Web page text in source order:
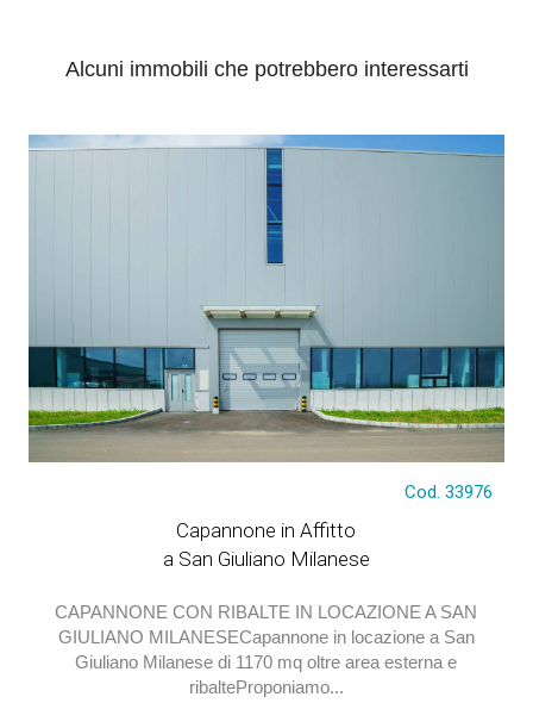
Alcuni immobili che potrebbero interessarti
Cod. 33976
Capannone in Affitto
a San Giuliano Milanese
CAPANNONE CON RIBALTE IN LOCAZIONE A SAN
GIULIANO MILANESECapannone in locazione a San
Giuliano Milanese di 1170 mq oltre area esterna e
ribalteProponiamo...